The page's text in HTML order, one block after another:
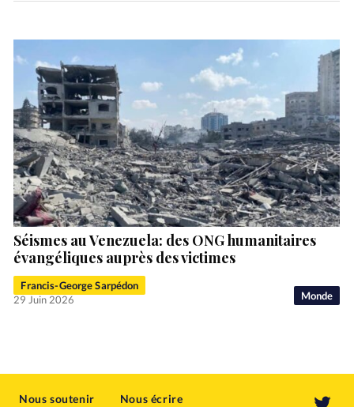
Monde
Séismes au Venezuela: des ONG humanitaires
évangéliques auprès des victimes
Francis-George Sarpédon
29 Juin 2026
Nous soutenir Nous écrire